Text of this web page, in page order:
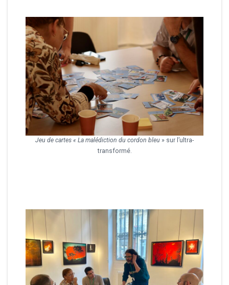
Jeu de cartes « La malédiction du cordon bleu » sur l’ultra-
transformé.